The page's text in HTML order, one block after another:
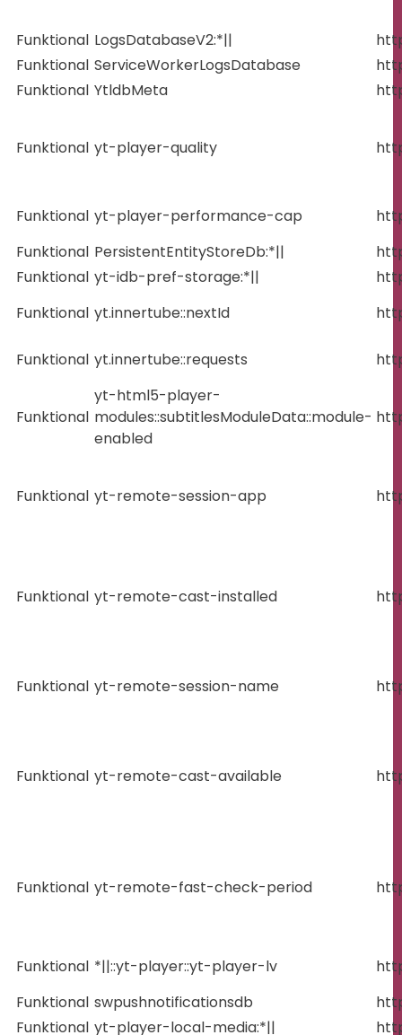
Funktional LogsDatabaseV2:*||
Funktional ServiceWorkerLogsDatabase
Funktional YtldbMeta
Funktional yt-player-quality
Funktional yt-player-performance-cap
Funktional PersistentEntityStoreDb:*||
Funktional yt-idb-pref-storage:*||
Funktional yt.innertube::nextId
Funktional yt.innertube::requests
Funktional
yt-html5-player-
modules::subtitlesModuleData::module-
enabled
Funktional yt-remote-session-app
Funktional yt-remote-cast-installed
Funktional yt-remote-session-name
Funktional yt-remote-cast-available
Funktional yt-remote-fast-check-period
Funktional *||::yt-player::yt-player-lv
Funktional swpushnotificationsdb
Funktional yt-player-local-media:*||